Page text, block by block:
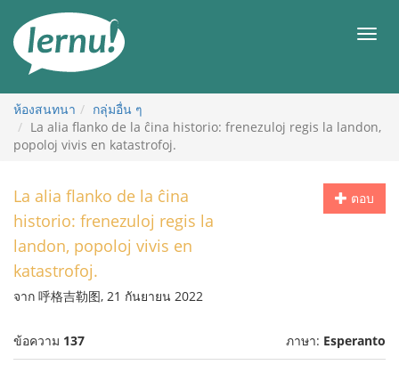
สารบัญ
เมนู
ห้องสนทนา
กลุ่มอื่น ๆ
La alia flanko de la ĉina historio: frenezuloj regis la landon,
popoloj vivis en katastrofoj.
ตอบ
La alia flanko de la ĉina
historio: frenezuloj regis la
landon, popoloj vivis en
katastrofoj.
จาก 呼格吉勒图, 21 กันยายน 2022
ข้อความ 137 ภาษา: Esperanto